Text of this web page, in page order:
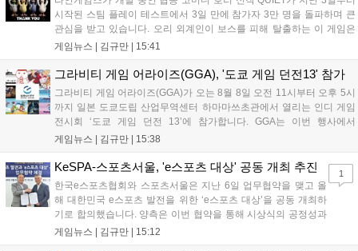
시작된 스팀 플레이 테스트에서 3일 만에 참가자 3만 명을 돌파하며 큰
관심을 받고 있습니다. 오리 외계인이 보스를 피해 탈출하는 이 게임은
최대 4인 협동을 지원하며, 소음 관리와 물리 법칙을 활용한 전략적 플레
을 개선 중이며, 상세 정보는 스팀 페이지에서 확인 가능합니다....
게임뉴스 | 김규만 15:41
그라비티 게임 어라이즈(GGA), '도쿄 게임 던전13' 참가
그라비티 게임 어라이즈(GGA)가 오는 8월 8일 오전 11시부터 오후 5시
까지 일본 도쿄도립 산업무역센터 하마마쓰초관에서 열리는 인디 게임
전시회 ‘도쿄 게임 던전 13’에 참가합니다. GGA는 이번 행사에서
‘JALECO ARCADE COLLECTION’ 시리즈의 미공개 작품 12종을 최초
입니다. 시연 참여 관람객에게는 선착순으로 특별 굿즈를 증정하며, 인
디 게임 생태계 활성화와 신규 타이틀 반응 확인을 목표로 합니다....
게임뉴스 | 김규만 15:38
KeSPA-스포츠서울, 'e스포츠 대상' 공동 개최 추진
한국e스포츠협회와 스포츠서울은 지난 6일 업무협약을 맺고 올
해 대한민국 e스포츠 발전을 위한 ‘e스포츠 대상’을 공동 개최하
기로 합의했습니다. 양측은 이번 협약을 통해 시상식의 공정성과
전문성을 강화하고 MZ세대를 겨냥한 미디어 영향력을 확대해 e
게임뉴스 | 김규만 15:12
1